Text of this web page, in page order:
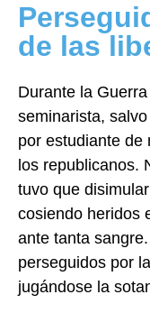
de las
Durante la
seminarista,
por estudiante de
los republicanos.
tuvo que
cosiendo heridos
ante tanta sangre.
perseguidos por
jugándose la